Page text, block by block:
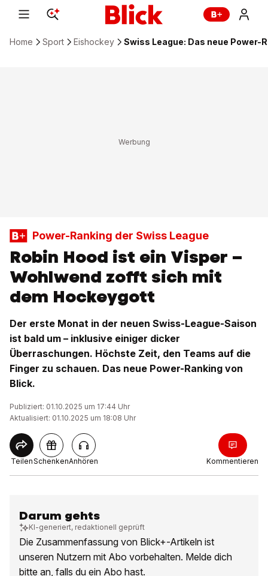
Home Sport Eishockey Swiss League: Das neue Power-
Power-Ranking der Swiss League
Robin Hood ist ein Visper –
Wohlwend zofft sich mit
dem Hockeygott
Der erste Monat in der neuen Swiss-League-Saison
ist bald um – inklusive einiger dicker
Überraschungen. Höchste Zeit, den Teams auf die
Finger zu schauen. Das neue Power-Ranking von
Blick.
Publiziert: 01.10.2025 um 17:44 Uhr
Aktualisiert: 01.10.2025 um 18:08 Uhr
TeilenSchenkenAnhören Kommentieren
Darum gehts
KI-generiert, redaktionell geprüft
Die Zusammenfassung von Blick+-Artikeln ist
unseren Nutzern mit Abo vorbehalten. Melde dich
bitte an, falls du ein Abo hast.